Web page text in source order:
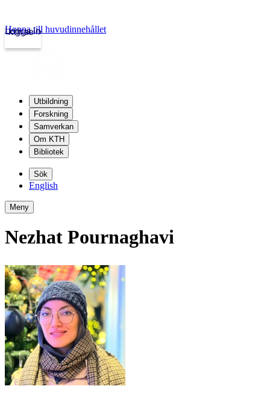
kth.se
Logga in
Hoppa till huvudinnehållet
Utbildning
Forskning
Samverkan
Om KTH
Bibliotek
Sök
English
Meny
Nezhat Pournaghavi